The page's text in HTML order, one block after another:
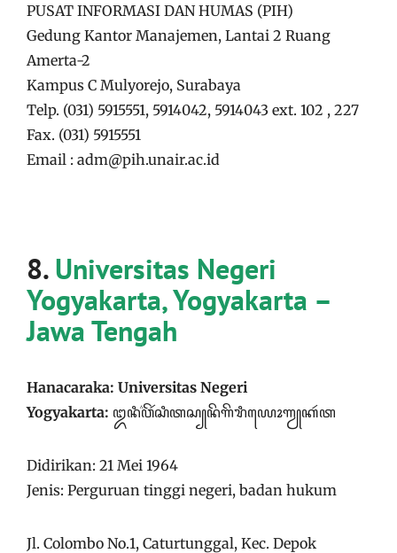
PUSAT INFORMASI DAN HUMAS (PIH)
Gedung Kantor Manajemen, Lantai 2 Ruang
Amerta-2
Kampus C Mulyorejo, Surabaya
Telp. (031) 5915551, 5914042, 5914043 ext. 102 , 227
Fax. (031) 5915551
Email : adm@pih.unair.ac.id
8.Universitas Negeri
Yogyakarta, Yogyakarta –
Jawa Tengah
Hanacaraka: Universitas Negeri
Yogyakarta: ꦈꦤꦶꦮ꦳ꦼꦂꦱꦶꦠꦱ꧀​ꦤꦼꦒꦼꦫꦶ​ꦪꦺꦴꦒꦾꦏꦂꦠ
Didirikan: 21 Mei 1964
Jenis: Perguruan tinggi negeri, badan hukum
Jl. Colombo No.1, Caturtunggal, Kec. Depok